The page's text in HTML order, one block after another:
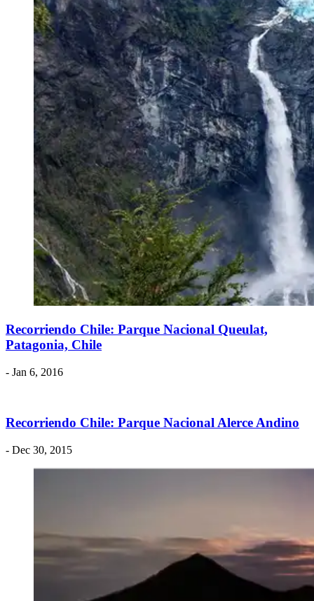
Recorriendo Chile: Parque Nacional Queulat,
Patagonia, Chile
- Jan 6, 2016
Recorriendo Chile: Parque Nacional Alerce Andino
- Dec 30, 2015